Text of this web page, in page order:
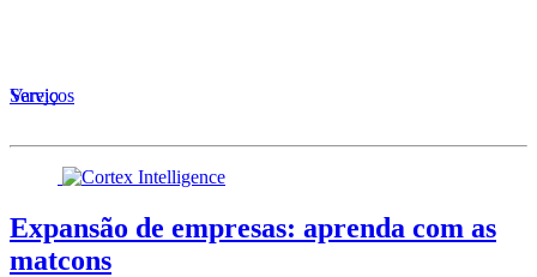
Serviços
Varejo
Expansão de empresas: aprenda com as
matcons